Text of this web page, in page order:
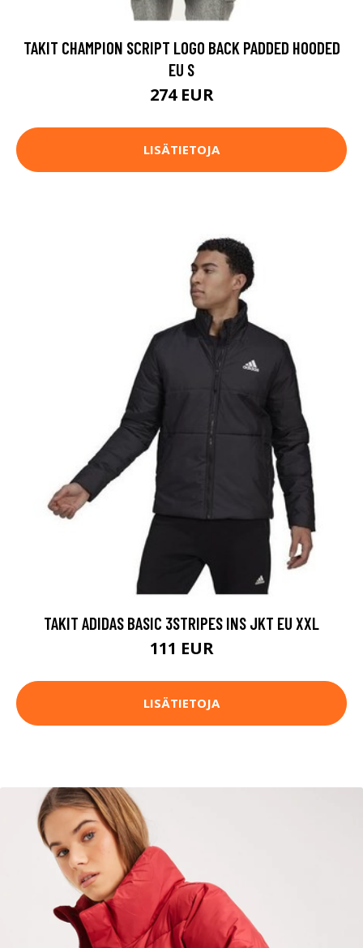
TAKIT CHAMPION SCRIPT LOGO BACK PADDED HOODED
EU S
274 EUR
LISÄTIETOJA
TAKIT ADIDAS BASIC 3STRIPES INS JKT EU XXL
111 EUR
LISÄTIETOJA